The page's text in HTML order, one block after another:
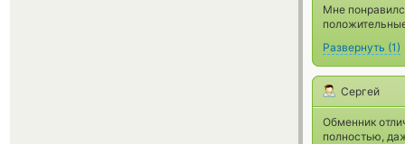
Мне
Развернуть (1)
Сергей
Обменник
полностью,